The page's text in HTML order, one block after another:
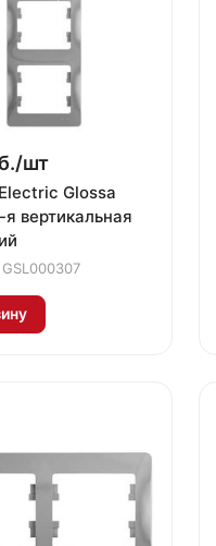
шт
Glossa
вертикальная
GSL000307